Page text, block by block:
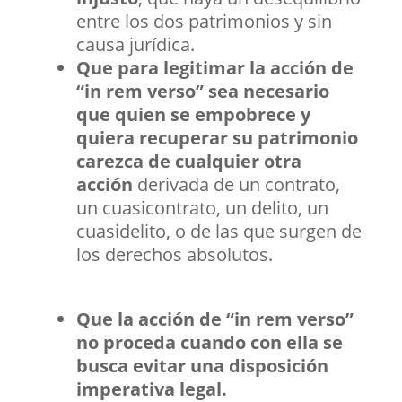
entre los dos patrimonios y sin
causa jurídica.
Que para legitimar la acción de
“in rem verso” sea necesario
que quien se empobrece y
quiera recuperar su patrimonio
carezca de cualquier otra
acción derivada de un contrato,
un cuasicontrato, un delito, un
cuasidelito, o de las que surgen de
los derechos absolutos.
Que la acción de “in rem verso”
no proceda cuando con ella se
busca evitar una disposición
imperativa legal.